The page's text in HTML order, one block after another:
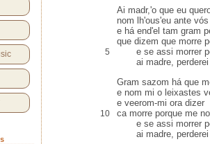
Ai madr,'o que eu
nom lh'ous'eu ante
e há end'el tam gram
que dizem que morre
5
e se assi morrer
ai madre, perderei
Gram sazom há que
e nom mi o leixastes
e veerom-mi ora dizer
10
ca morre porque me
e se assi morrer
ai madre, perderei